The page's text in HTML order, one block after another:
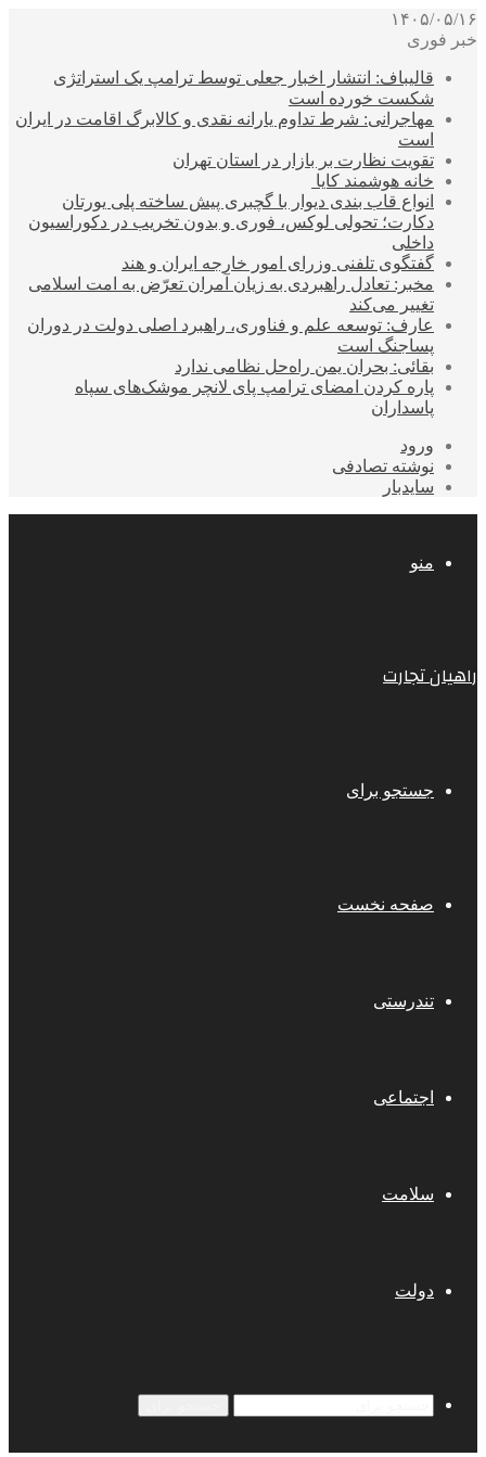
۱۴۰۵/۰۵/۱۶
خبر فوری
قالیباف: انتشار اخبار جعلی توسط ترامپ یک استراتژی
شکست خورده است
مهاجرانی: شرط تداوم یارانه نقدی و کالابرگ اقامت در ایران
است
تقویت نظارت بر بازار در استان تهران
خانه هوشمند کایا
انواع قاب بندی دیوار با گچبری پیش ساخته پلی یورتان
دکارت؛ تحولی لوکس، فوری و بدون تخریب در دکوراسیون
داخلی
گفتگوی تلفنی وزرای امور خارجه ایران و هند
مخبر: تعادل راهبردی به زیان آمران تعرّض به امت اسلامی
تغییر می‌کند
عارف: توسعه علم و فناوری، راهبرد اصلی دولت در دوران
پساجنگ است
بقائی: بحران یمن راه‌حل نظامی ندارد
پاره کردن امضای ترامپ پای لانچر موشک‌های سپاه
پاسداران
ورود
نوشته تصادفی
سایدبار
منو
راهیان تجارت
جستجو برای
صفحه نخست
تندرستی
اجتماعی
سلامت
دولت